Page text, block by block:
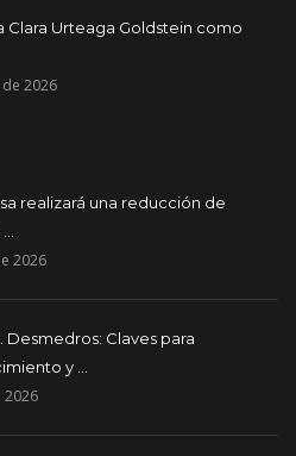
Clara Urteaga Goldstein como
2026
realizará una reducción de
2026
Desmedros: Claves para
y ...
2026